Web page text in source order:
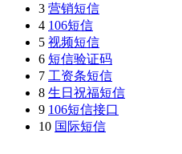
3 营销短信
4 106短信
5 视频短信
6 短信验证码
7 工资条短信
8 生日祝福短信
9 106短信接口
10 国际短信